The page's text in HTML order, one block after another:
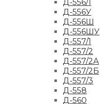
Д-556/1
Д-556У
Д-556Ш
Д-556ШУ
Д-557/1
Д-557/2
Д-557/2А
Д-557/2Б
Д-557/3
Д-558
Д-560